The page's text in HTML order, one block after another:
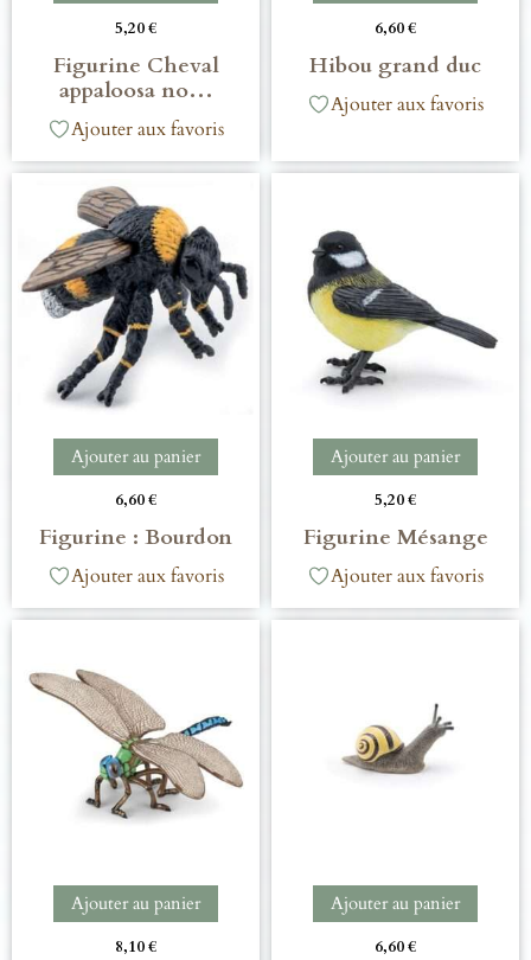
5,20€
Figurine Cheval
appaloosa no…
Ajouter aux favoris
6,60€
Hibou grand duc
Ajouter aux favoris
Ajouter au panier
6,60€
Figurine : Bourdon
Ajouter aux favoris
Ajouter au panier
5,20€
Figurine Mésange
Ajouter aux favoris
Ajouter au panier
8,10€
Ajouter au panier
6,60€